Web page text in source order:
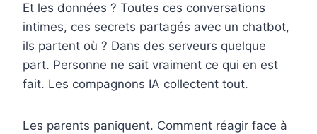
Et les données ? Toutes ces conversations
intimes, ces secrets partagés avec un chatbot,
ils partent où ? Dans des serveurs quelque
part. Personne ne sait vraiment ce qui en est
fait. Les compagnons IA collectent tout.
Les parents paniquent. Comment réagir face à